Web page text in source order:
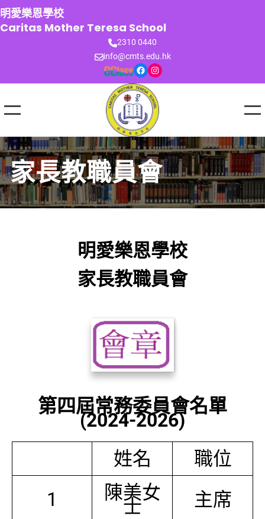
跳
至
主
明愛樂恩學校
Caritas Mother Teresa School
2310 0440
info@cmts.edu.hk
Facebook Instagram
家長教職員會
明愛樂恩學校
家長教職員會
第四屆常務委員會名單
(2024-2026)
姓名
職位
1
陳美女
士 主席